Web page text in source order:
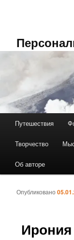
Главное меню
Путешествия
Творчество
Об авторе
Опубликовано